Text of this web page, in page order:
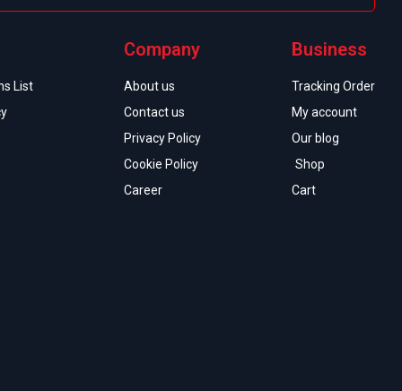
List
Company
About us
Contact us
Privacy Policy
Cookie Policy
Career
Business
Tracking Order
My account
Our blog
Shop
Cart